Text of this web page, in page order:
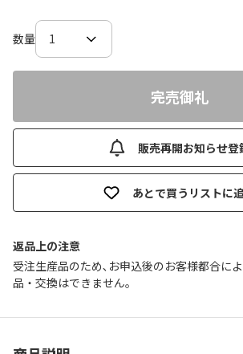
数量
完売御礼
販売再開お知らせ登
あとで買うリストに
返品上の注意
受注生産品のため､お申込後のお客様都合に
品・交換はできません｡